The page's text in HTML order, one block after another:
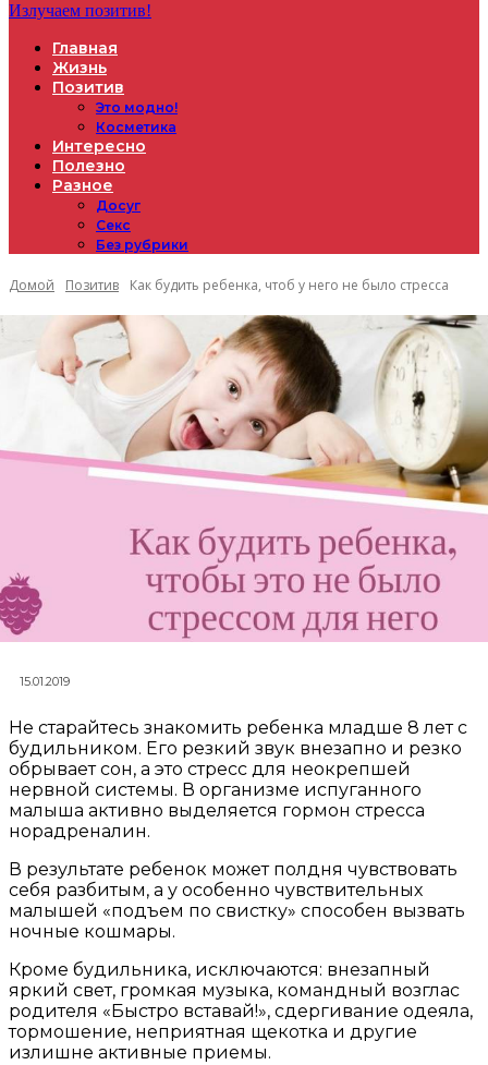
Излучаем позитив!
Главная
Жизнь
Позитив
Это модно!
Косметика
Интересно
Полезно
Разное
Досуг
Секс
Без рубрики
Домой Позитив Как будить ребенка, чтоб у него не было стресса
15.01.2019
Не старайтесь знакомить ребенка младше 8 лет с
будильником. Его резкий звук внезапно и резко
обрывает сон, а это стресс для неокрепшей
нервной системы. В организме испуганного
малыша активно выделяется гормон стресса
норадреналин.
В результате ребенок может полдня чувствовать
себя разбитым, а у особенно чувствительных
малышей «подъем по свистку» способен вызвать
ночные кошмары.
Кроме будильника, исключаются: внезапный
яркий свет, громкая музыка, командный возглас
родителя «Быстро вставай!», сдергивание одеяла,
тормошение, неприятная щекотка и другие
излишне активные приемы.